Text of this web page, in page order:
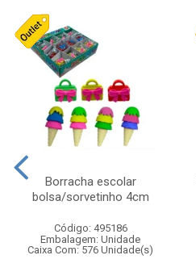
Borracha escolar
bolsa/sorvetinho 4cm
Código: 495186
Embalagem: Unidade
Caixa Com: 576 Unidade(s)